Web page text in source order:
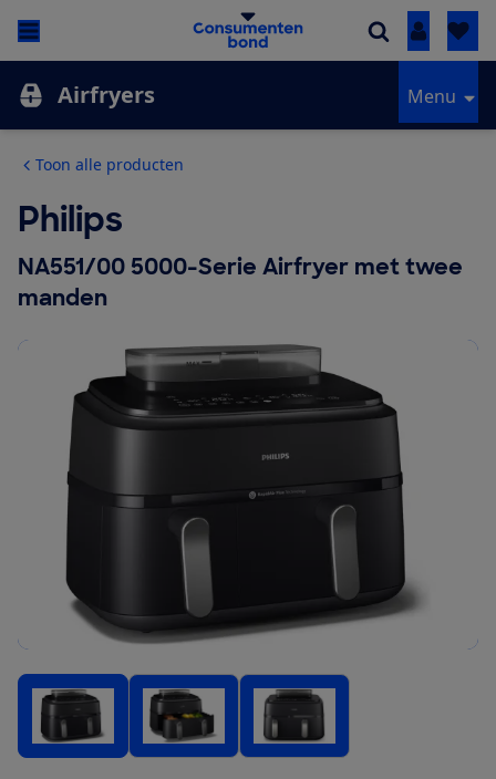
Inloggen
Airfryers Menu
Toon alle producten
Philips
NA551/00 5000-Serie Airfryer met twee
manden